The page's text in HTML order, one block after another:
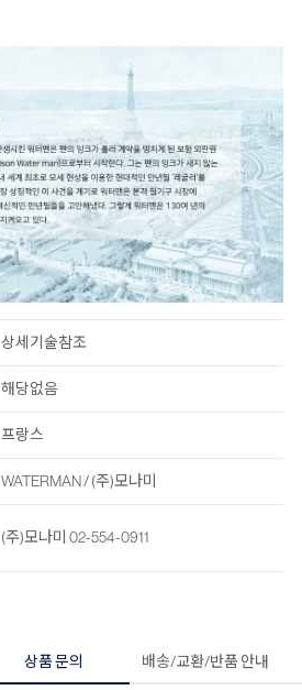
상세기술참조
해당없음
프랑스
WATERMAN / (주)모나미
(주)모나미 02-554-0911
상품 문의 배송/교환/반품 안내